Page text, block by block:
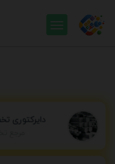
دایرکتوری